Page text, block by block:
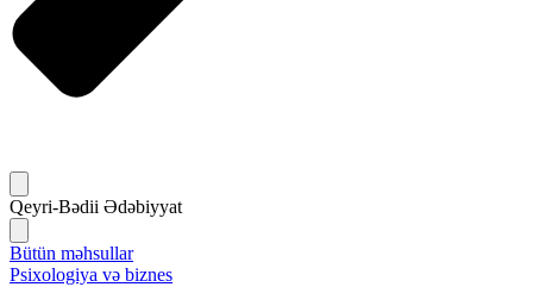
Qeyri-Bədii Ədəbiyyat
Bütün məhsullar
Psixologiya və biznes